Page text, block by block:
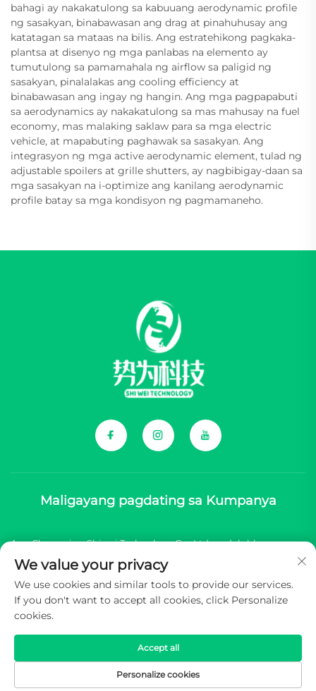
bahagi ay nakakatulong sa kabuuang aerodynamic profile
ng sasakyan, binabawasan ang drag at pinahuhusay ang
katatagan sa mataas na bilis. Ang estratehikong pagkaka-
plantsa at disenyo ng mga panlabas na elemento ay
tumutulong sa pamamahala ng airflow sa paligid ng
sasakyan, pinalalakas ang cooling efficiency at
binabawasan ang ingay ng hangin. Ang mga pagpapabuti
sa aerodynamics ay nakakatulong sa mas mahusay na fuel
economy, mas malaking saklaw para sa mga electric
vehicle, at mapabuting paghawak sa sasakyan. Ang
integrasyon ng mga active aerodynamic element, tulad ng
adjustable spoilers at grille shutters, ay nagbibigay-daan sa
mga sasakyan na i-optimize ang kanilang aerodynamic
profile batay sa mga kondisyon ng pagmamaneho.
Maligayang pagdating sa Kumpanya
Ang Chongqing Shiwei Technology Co., Ltd. ay dalubhasa sa
pagbibigay ng komprehensibong mga sangkap para sa mga
bagong brand ng sasakyang enerhiyang China (NEV).
We value your privacy
We use cookies and similar tools to provide our services.
If you don't want to accept all cookies, click Personalize
cookies.
Personalize cookies
Accept all